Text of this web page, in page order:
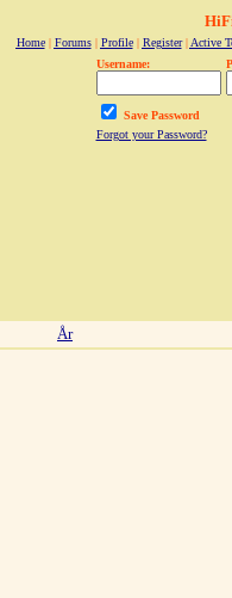
Home| Forums| Profile| Register| Active
Username:
Save Password
Forgot your Password?
År